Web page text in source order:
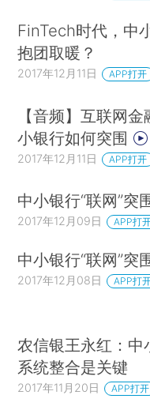
FinTech时代，中
抱团取暖？
2017年12月11日 APP打开
【音频】互联网
小银行如何突围
2017年12月11日 APP打开
中小银行“联网”突
2017年12月09日 APP打
中小银行“联网”突
2017年12月08日 APP打
农信银王永红：中
系统整合是关键
2017年11月20日 APP打开